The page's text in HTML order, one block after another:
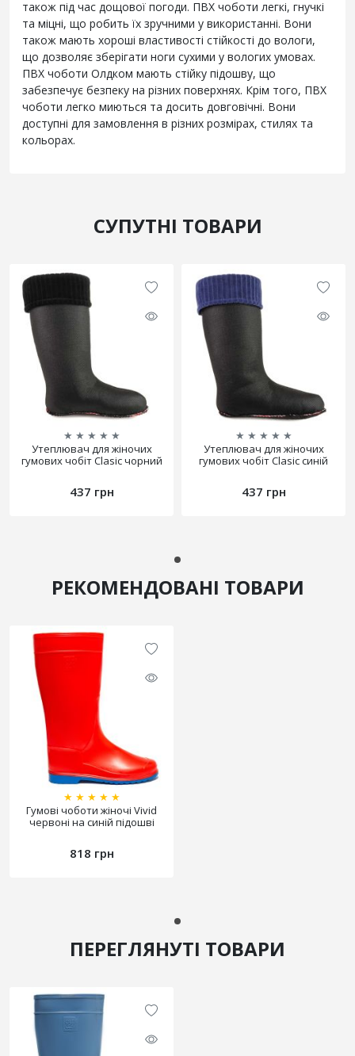
також під час дощової погоди. ПВХ чоботи легкі, гнучкі
та міцні, що робить їх зручними у використанні. Вони
також мають хороші властивості стійкості до вологи,
що дозволяє зберігати ноги сухими у вологих умовах.
ПВХ чоботи Олдком мають стійку підошву, що
забезпечує безпеку на різних поверхнях. Крім того, ПВХ
чоботи легко миються та досить довговічні. Вони
доступні для замовлення в різних розмірах, стилях та
кольорах.
СУПУТНІ ТОВАРИ
★ ★ ★ ★ ★
Утеплювач для жіночих
гумових чобіт Clasic чорний
437 грн
★ ★ ★ ★ ★
Утеплювач для жіночих
гумових чобіт Clasic синій
437 грн
РЕКОМЕНДОВАНІ ТОВАРИ
★ ★ ★ ★ ★
Гумові чоботи жіночі Vivid
червоні на синій підошві
818 грн
ПЕРЕГЛЯНУТІ ТОВАРИ